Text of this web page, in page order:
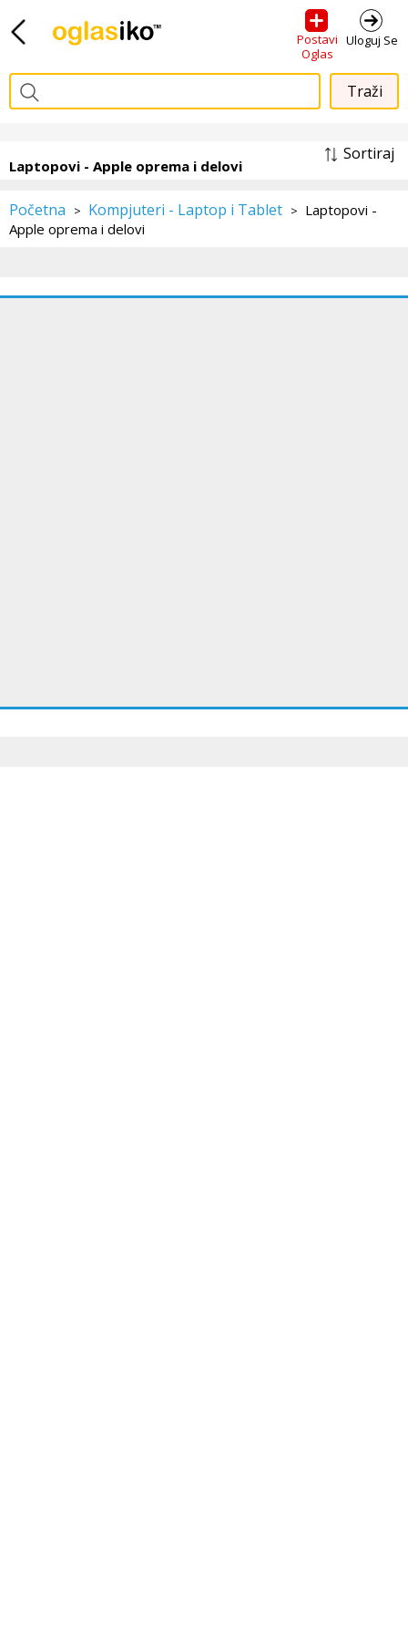
Postavi
Oglas
Uloguj Se
Sortiraj
Laptopovi - Apple oprema i delovi
Početna > Kompjuteri - Laptop i Tablet > Laptopovi -
Apple oprema i delovi